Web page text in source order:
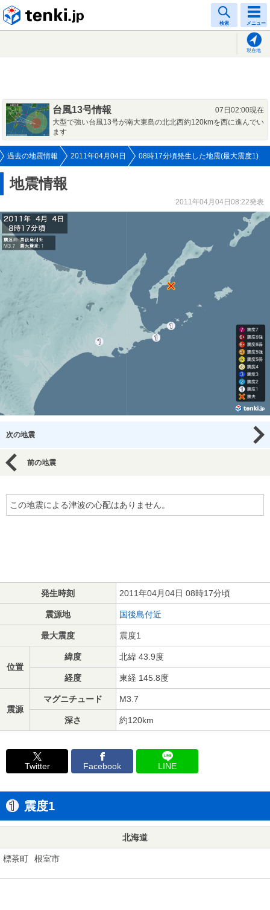
検索 メニュー
現在地
台風13号情報
07日02:00現在
大型で強い台風13号が南大東島の北北西約120kmを西に進んでい
ます
過去の地震情報 2011年04月04日 08時17分頃発生した地震(最大震度1)
地震情報
2011年04月04日08:22発表
次の地震
前の地震
この地震による津波の心配はありません。
発生時刻 2011年04月04日 08時17分頃
震源地 国後島付近
最大震度 震度1
位置
緯度 北緯 43.9度
経度 東経 145.8度
震源
マグニチュード M3.7
深さ 約120km
Twitter Facebook LINE
震度1
北海道
標茶町 根室市